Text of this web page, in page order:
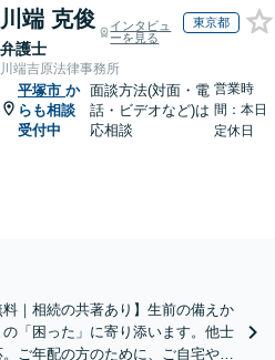
川端 克俊
弁護士
インタビュ
ーを見る
東京都
川端吉原法律事務所
平塚市 か
らも相談
受付中
面談方法(対面・電
話・ビデオなど)は
応相談
営業時
間：本日
定休日
料｜相続の共著あり】生前の備えか
「困った」に寄り添います。他士
ご年配の方のために、ご自宅やご